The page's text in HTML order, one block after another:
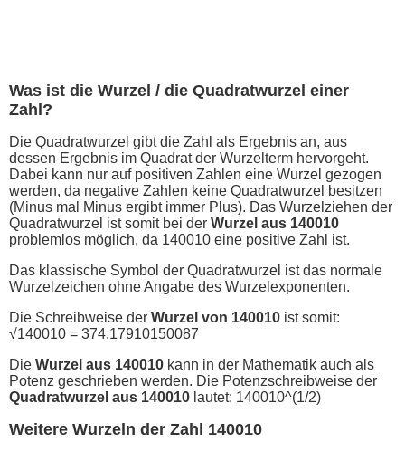
Was ist die Wurzel / die Quadratwurzel einer
Zahl?
Die Quadratwurzel gibt die Zahl als Ergebnis an, aus
dessen Ergebnis im Quadrat der Wurzelterm hervorgeht.
Dabei kann nur auf positiven Zahlen eine Wurzel gezogen
werden, da negative Zahlen keine Quadratwurzel besitzen
(Minus mal Minus ergibt immer Plus). Das Wurzelziehen der
Quadratwurzel ist somit bei der Wurzel aus 140010
problemlos möglich, da 140010 eine positive Zahl ist.
Das klassische Symbol der Quadratwurzel ist das normale
Wurzelzeichen ohne Angabe des Wurzelexponenten.
Die Schreibweise der Wurzel von 140010 ist somit:
√140010 = 374.17910150087
Die Wurzel aus 140010 kann in der Mathematik auch als
Potenz geschrieben werden. Die Potenzschreibweise der
Quadratwurzel aus 140010 lautet: 140010^(1/2)
Weitere Wurzeln der Zahl 140010